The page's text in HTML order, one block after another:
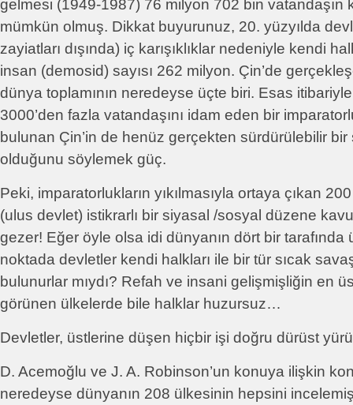
gelmesi (1949-1987) 76 milyon 702 bin vatandaşın
mümkün olmuş. Dikkat buyurunuz, 20. yüzyılda
zayiatları dışında) iç karışıklıklar nedeniyle kendi
insan (demosid) sayısı 262 milyon. Çin’de
dünya toplamının neredeyse üçte biri. Esas
3000’den fazla vatandaşını idam eden bir
bulunan Çin’in de henüz gerçekten sürdürülebilir
olduğunu söylemek güç.
Peki, imparatorlukların yıkılmasıyla ortaya çıkan
(ulus devlet) istikrarlı bir siyasal /sosyal düzene
gezer! Eğer öyle olsa idi dünyanın dört bir tarafında
noktada devletler kendi halkları ile bir tür sıcak
bulunurlar mıydı? Refah ve insani gelişmişliğin en
görünen ülkelerde bile halklar huzursuz…
Devletler, üstlerine düşen hiçbir işi doğru dürüst
D. Acemoğlu ve J. A. Robinson’un konuya ilişkin
neredeyse dünyanın 208 ülkesinin hepsini